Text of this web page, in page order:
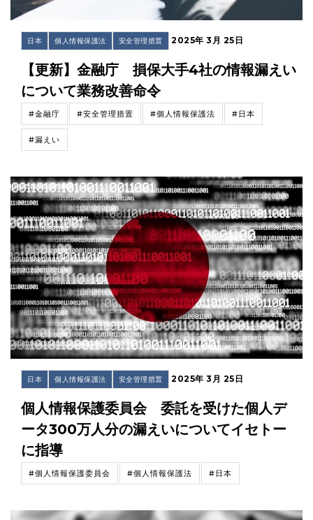
日本 個人情報保護法 安全管理措置 2025年 3月 25日
【更新】金融庁 損保大手4社の情報漏えい
について業務改善命令
#金融庁 #安全管理措置 #個人情報保護法 #日本
#漏えい
日本 個人情報保護法 安全管理措置 2025年 3月 25日
個人情報保護委員会 委託を受けた個人デ
ータ300万人分の漏えいについてイセトー
に指導
#個人情報保護委員会 #個人情報保護法 #日本